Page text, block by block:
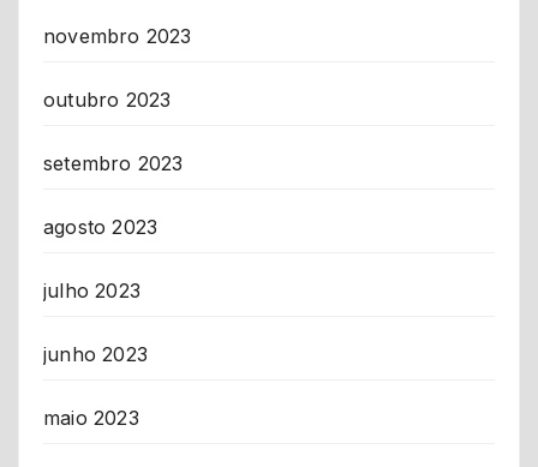
novembro 2023
outubro 2023
setembro 2023
agosto 2023
julho 2023
junho 2023
maio 2023